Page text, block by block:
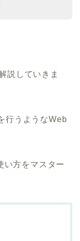
説していきま
行うようなWeb
い方をマスター